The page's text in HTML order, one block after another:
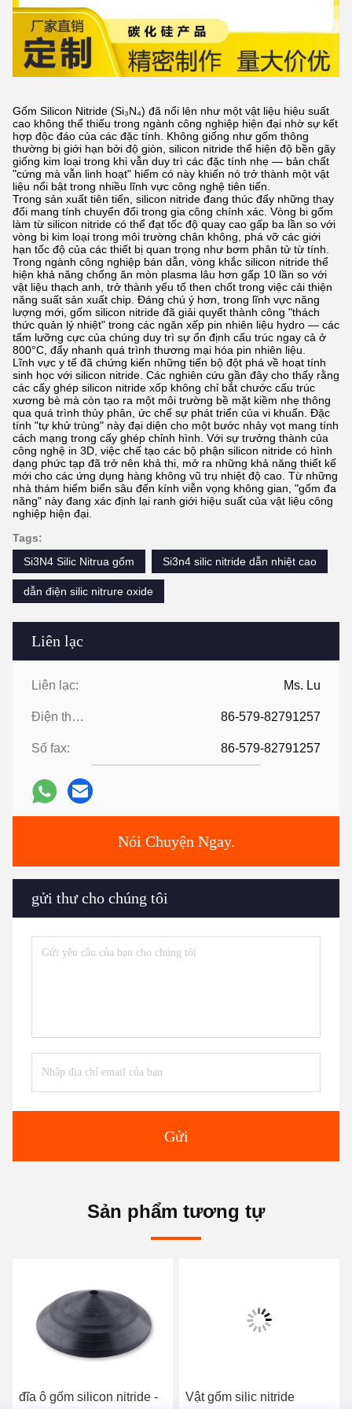
Liên lạc
Liên lạc: Ms. Lu
Điện thoại: 86-579-82791257
Số fax: 86-579-82791257
Nói Chuyện Ngay.
gửi thư cho chúng tôi
Gửi
Gốm Silicon Nitride (Si₃N₄) đã nổi lên như một vật liệu hiệu suất
cao không thể thiếu trong ngành công nghiệp hiện đại nhờ sự kết
hợp độc đáo của các đặc tính. Không giống như gốm thông
thường bị giới hạn bởi độ giòn, silicon nitride thể hiện độ bền gãy
giống kim loại trong khi vẫn duy trì các đặc tính nhẹ — bản chất
"cứng mà vẫn linh hoạt" hiếm có này khiến nó trở thành một vật
liệu nổi bật trong nhiều lĩnh vực công nghệ tiên tiến.
Trong sản xuất tiên tiến, silicon nitride đang thúc đẩy những thay
đổi mang tính chuyển đổi trong gia công chính xác. Vòng bi gốm
làm từ silicon nitride có thể đạt tốc độ quay cao gấp ba lần so với
vòng bi kim loại trong môi trường chân không, phá vỡ các giới
hạn tốc độ của các thiết bị quan trọng như bơm phân tử từ tính.
Trong ngành công nghiệp bán dẫn, vòng khắc silicon nitride thể
hiện khả năng chống ăn mòn plasma lâu hơn gấp 10 lần so với
vật liệu thạch anh, trở thành yếu tố then chốt trong việc cải thiện
năng suất sản xuất chip. Đáng chú ý hơn, trong lĩnh vực năng
lượng mới, gốm silicon nitride đã giải quyết thành công "thách
thức quản lý nhiệt" trong các ngăn xếp pin nhiên liệu hydro — các
tấm lưỡng cực của chúng duy trì sự ổn định cấu trúc ngay cả ở
800°C, đẩy nhanh quá trình thương mại hóa pin nhiên liệu.
Lĩnh vực y tế đã chứng kiến những tiến bộ đột phá về hoạt tính
sinh học với silicon nitride. Các nghiên cứu gần đây cho thấy rằng
các cấy ghép silicon nitride xốp không chỉ bắt chước cấu trúc
xương bè mà còn tạo ra một môi trường bề mặt kiềm nhẹ thông
qua quá trình thủy phân, ức chế sự phát triển của vi khuẩn. Đặc
tính "tự khử trùng" này đại diện cho một bước nhảy vọt mang tính
cách mạng trong cấy ghép chỉnh hình. Với sự trưởng thành của
công nghệ in 3D, việc chế tạo các bộ phận silicon nitride có hình
dạng phức tạp đã trở nên khả thi, mở ra những khả năng thiết kế
mới cho các ứng dụng hàng không vũ trụ nhiệt độ cao. Từ những
nhà thám hiểm biển sâu đến kính viễn vọng không gian, "gốm đa
năng" này đang xác định lại ranh giới hiệu suất của vật liệu công
nghiệp hiện đại.
Tags:
Si3N4 Silic Nitrua gốm
Si3n4 silic nitride dẫn nhiệt cao
dẫn điện silic nitrure oxide
Sản phẩm tương tự
đĩa ô gốm silicon nitride -
Vật gốm silic nitride